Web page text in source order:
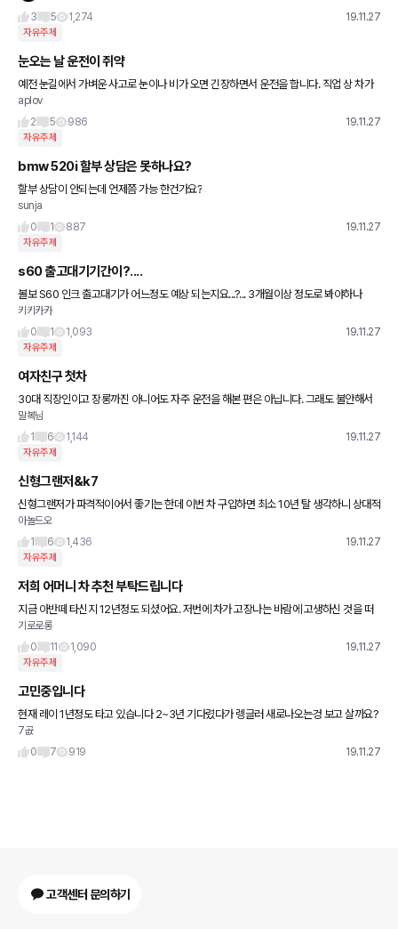
3
5 1,274 19.11.27
자유주제
눈오는 날 운전이 쥐약
예전 눈길에서 가벼운 사고로 눈이나 비가 오면 긴장하면서 운전을 합니다. 직업 상 차가
있어야하고... 또한 현재 제 차는 푸조2008인데 겨울에 눈이나 얼음이 있어도 언덕(약간
의 경사)에서 잘
aplov
2
5 986 19.11.27
자유주제
bmw 520i 할부 상담은 못하나요?
할부 상담이 안되는데 언제쯤 가능 한건가요?
sunja
0
1 887 19.11.27
자유주제
s60 출고대기기간이?....
볼보 S60 인크 출고대기가 어느정도 예상 되는지요...?... 3개월이상 정도로 봐야하나
요?...
키키카카
0
1 1,093 19.11.27
자유주제
여자친구 첫차
30대 직장인이고 장롱까진 아니어도 자주 운전을 해본 편은 아닙니다. 그래도 불안해서
중고를 얘기했는데 그래도 신차로 사고 싶다고 해서 겟차 생각이 나 오랜만에 글을 남기네
요 국산차 중에 핸들감이나
말복님
1
6 1,144 19.11.27
자유주제
신형그랜저&k7
신형그랜저가 파격적이어서 좋기는 한데 이번 차 구입하면 최소 10년 탈 생각하니 상대적
으로 k7이 디자인이 무난 할까요? 92년식 엘란트라, 2000년 EF소나타 중고만 몰아서
이번에는 제대로 신차
아놀드오
1
6 1,436 19.11.27
자유주제
저희 어머니 차 추천 부탁드립니다
지금 아반떼 타신지 12년정도 되셨어요. 저번에 차가 고장나는 바람에 고생하신 것을 떠
올리니 마음이 안좋네요. 어머니는 올해 50대 후반이세요. 저도 모은건 얼마안되지만....
차를 하나도 몰
기로로롱
0
11 1,090 19.11.27
자유주제
고민중입니다
현재 레이 1년정도 타고 있습니다 2~3년 기다렸다가 렝글러 새로나오는겅 보고 살까요?
아님 지금 풀옵션으로 셀토스를 살까요? 첫처가 레이다 보니 SUV가 많이 끌립니다 다른
차도 추천해주새요
7곲
0
7 919 19.11.27
고객센터 문의하기